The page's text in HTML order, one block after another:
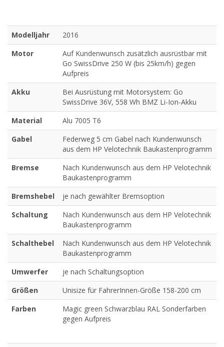
Modelljahr
2016
Motor
Auf Kundenwunsch zusätzlich ausrüstbar mit
Go SwissDrive 250 W (bis 25km/h) gegen
Aufpreis
Akku
Bei Ausrüstung mit Motorsystem: Go
SwissDrive 36V, 558 Wh BMZ Li-Ion-Akku
Material
Alu 7005 T6
Gabel
Federweg 5 cm Gabel nach Kundenwunsch
aus dem HP Velotechnik Baukastenprogramm
Bremse
Nach Kundenwunsch aus dem HP Velotechnik
Baukastenprogramm
Bremshebel
je nach gewählter Bremsoption
Schaltung
Nach Kundenwunsch aus dem HP Velotechnik
Baukastenprogramm
Schalthebel
Nach Kundenwunsch aus dem HP Velotechnik
Baukastenprogramm
Umwerfer
je nach Schaltungsoption
Größen
Unisize für FahrerInnen-Größe 158-200 cm
Farben
Magic green Schwarzblau RAL Sonderfarben
gegen Aufpreis